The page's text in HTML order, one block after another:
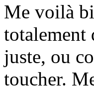
Me voilà
totalement
juste, ou
toucher.